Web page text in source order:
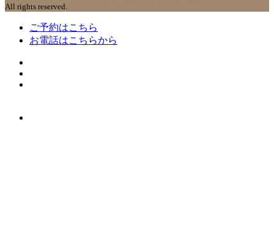
All rights reserved.
ご予約はこちら
お電話はこちらから